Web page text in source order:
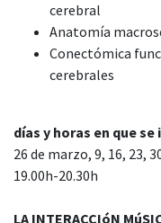
cerebral
Anatomía
Conectómica
cerebrales
días y horas en que
26 de marzo, 9, 16, 23,
19.00h-20.30h
LA INTERACCIóN